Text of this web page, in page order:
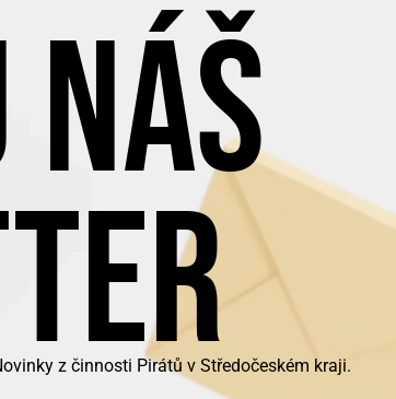
NÁŠ
z činnosti Pirátů v Středočeském kraji.